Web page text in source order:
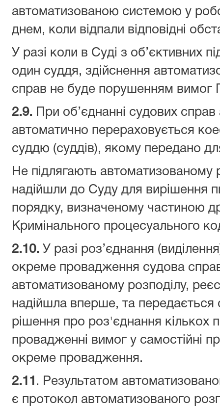
автоматизованою системою у
днем, коли відпали відповідні
У разі коли в Суді з об’єктивних
один суддя, здійснення
справ не буде порушенням
2.9. При об’єднанні судових
автоматично перераховується
суддю (суддів), якому передано
Не підлягають автоматизованому
надійшли до Суду для вирішення
порядку, визначеному частиною
Кримінального процесуального
2.10. У разі роз’єднання
окреме провадження судова
автоматизованому розподілу,
надійшла вперше, та передається
рішення про роз'єднання кількох
провадженні вимог у самостійні
окреме провадження.
2.11 . Результатом
є протокол автоматизованого